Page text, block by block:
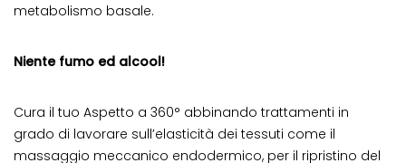
metabolismo basale.
Niente fumo ed alcool!
Cura il tuo Aspetto a 360° abbinando trattamenti in
grado di lavorare sull’elasticità dei tessuti come il
massaggio meccanico endodermico, per il ripristino del